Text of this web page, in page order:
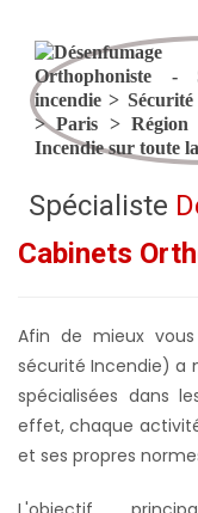
Spécialiste
Cabinets
Afin de mieux
sécurité Incendie) a
spécialisées dans
effet, chaque
et ses propres